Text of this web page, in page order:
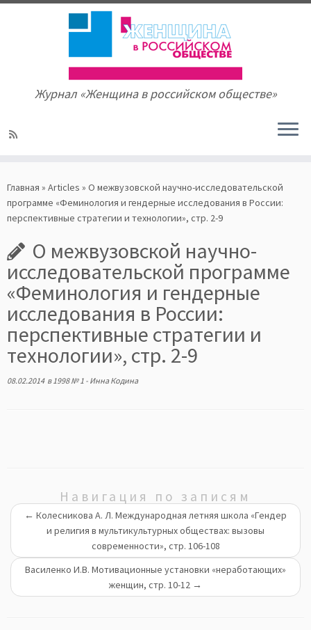
to
content
Журнал «Женщина в российском обществе»
Главная » Articles » О межвузовской научно-исследовательской
программе «Феминология и гендерные исследования в России:
перспективные стратегии и технологии», стр. 2-9
О межвузовской научно-
исследовательской программе
«Феминология и гендерные
исследования в России:
перспективные стратегии и
технологии», стр. 2-9
08.02.2014в1998 № 1 - Инна Кодина
Навигация по записям
← Колесникова А. Л. Международная летняя школа «Гендер
и религия в мультикультурных обществах: вызовы
современности», стр. 106-108
Василенко И.В. Мотивационные установки «неработающих»
женщин, стр. 10-12 →